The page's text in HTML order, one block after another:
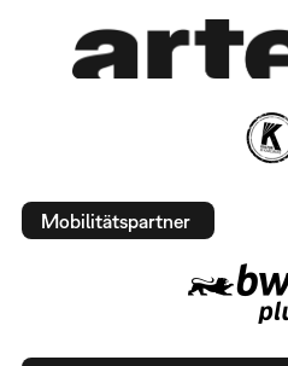
Mobilitätspartner